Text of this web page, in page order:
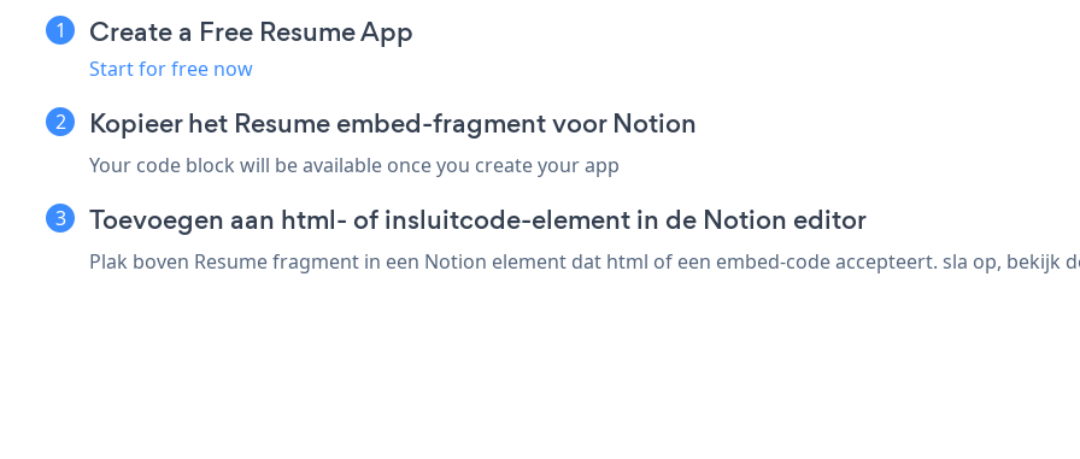
Create a Free Resume App
Start for free now
Kopieer het Resume embed-fragment voor Notion
Your code block will be available once you create your app
Toevoegen aan html- of insluitcode-element in de Notion editor
Plak boven Resume fragment in een Notion element dat html of een embed-code accepteert. sla op, bekijk